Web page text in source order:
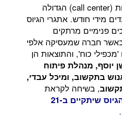
תקשוב, חברת מוקדי השירות (call center) הגדולה
מידי חודש. אתגרי הגיוס
פנימיים מרתקים
כאשר חברה שמעסיקה אלפי
כוח', והתוצאות הן
יוסף, מנהלת פיתוח
בתקשוב, ומיכל עבדי,
, בשיחה לקראת
בכנס הגיוס שיתקיים ב-21
.